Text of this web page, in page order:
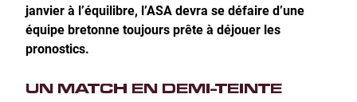
janvier à l’équilibre, l’ASA devra se défaire d’une
équipe bretonne toujours prête à déjouer les
pronostics.
UN MATCH EN DEMI-TEINTE